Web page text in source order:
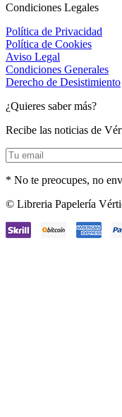
Condiciones Legales
Política de Privacidad
Política de Cookies
Aviso Legal
Condiciones Generales
Derecho de Desistimiento
¿Quieres saber más?
Recibe las noticias de
* No te preocupes, no
Facebook
Instagram
© Libreria Papelería